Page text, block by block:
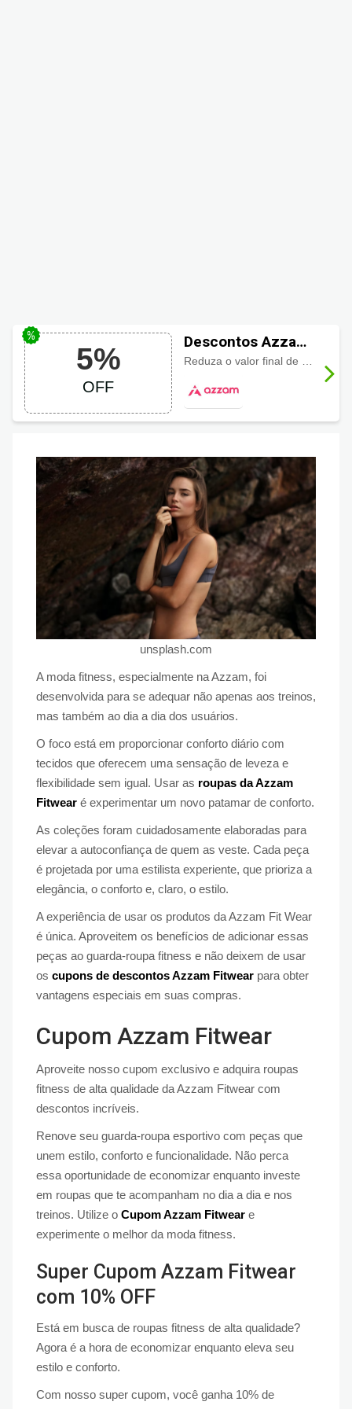
5%
OFF
Descontos Azzam
Fitwear, ganhe 5%
unsplash.com
A moda fitness, especialmente na Azzam, foi
desenvolvida para se adequar não apenas aos treinos,
mas também ao dia a dia dos usuários.
O foco está em proporcionar conforto diário com
tecidos que oferecem uma sensação de leveza e
flexibilidade sem igual. Usar as roupas da Azzam
Fitwear é experimentar um novo patamar de conforto.
As coleções foram cuidadosamente elaboradas para
elevar a autoconfiança de quem as veste. Cada peça
é projetada por uma estilista experiente, que prioriza a
elegância, o conforto e, claro, o estilo.
A experiência de usar os produtos da Azzam Fit Wear
é única. Aproveitem os benefícios de adicionar essas
peças ao guarda-roupa fitness e não deixem de usar
os cupons de descontos Azzam Fitwear para obter
vantagens especiais em suas compras.
Cupom Azzam Fitwear
Aproveite nosso cupom exclusivo e adquira roupas
fitness de alta qualidade da Azzam Fitwear com
descontos incríveis.
Renove seu guarda-roupa esportivo com peças que
unem estilo, conforto e funcionalidade. Não perca
essa oportunidade de economizar enquanto investe
em roupas que te acompanham no dia a dia e nos
treinos. Utilize o Cupom Azzam Fitwear e
experimente o melhor da moda fitness.
Super Cupom Azzam Fitwear
com 10% OFF
Está em busca de roupas fitness de alta qualidade?
Agora é a hora de economizar enquanto eleva seu
estilo e conforto.
Com nosso super cupom, você ganha 10% de